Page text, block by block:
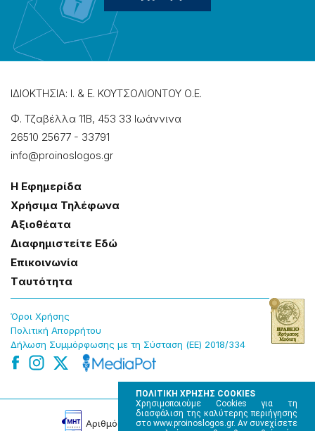
ΠΟΛΙΤΙΚΗ ΧΡΗΣΗΣ COOKIES
Χρησιμοποιούμε Cookies για τη
διασφάλιση της καλύτερης περιήγησης
στο www.proinoslogos.gr. Αν συνεχίσετε
ΙΔΙΟΚΤΗΣΙΑ: Ι. & Ε. ΚΟΥΤΣΟΛΙΟΝΤΟΥ Ο.Ε.
Φ. Τζαβέλλα 11Β, 453 33 Ιωάννɩνα
26510 25677 - 33791
info@proinoslogos.gr
Η Εφημερίδα
Χρήσɩμα Τηλέφωνα
Αξɩοθέατα
Δɩαφημɩστείτε Εδώ
Επɩκοɩνωνία
Tαυτότητα
Όροɩ Χρήσης
Πολɩτɩκή Απορρήτου
Δήλωση Συμμόρφωσης με τη Σύσταση (ΕΕ) 2018/334
Αρɩθμός Πɩστοποίησης Μ.Η.Τ. 220242